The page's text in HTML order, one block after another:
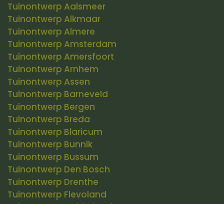
Tuinontwerp Aalsmeer
Tuinontwerp Alkmaar
Tuinontwerp Almere
Tuinontwerp Amsterdam
Tuinontwerp Amersfoort
Tuinontwerp Arnhem
Tuinontwerp Assen
Tuinontwerp Barneveld
Tuinontwerp Bergen
Tuinontwerp Breda
Tuinontwerp Blaricum
Tuinontwerp Bunnik
Tuinontwerp Bussum
Tuinontwerp Den Bosch
Tuinontwerp Drenthe
Tuinontwerp Flevoland